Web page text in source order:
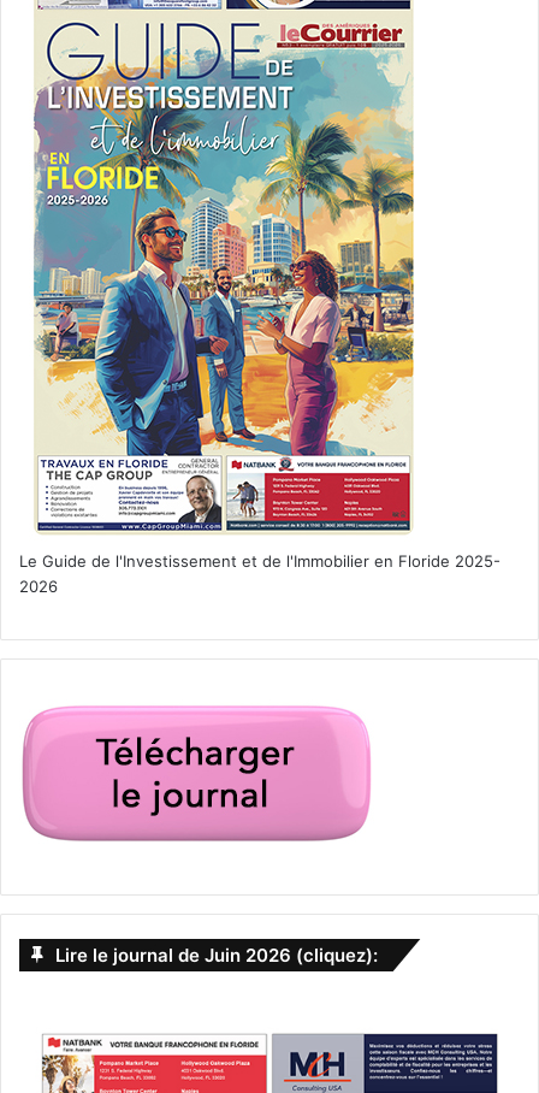
Le Guide de l'Investissement et de l'Immobilier en Floride 2025-
2026
Lire le journal de Juin 2026 (cliquez):